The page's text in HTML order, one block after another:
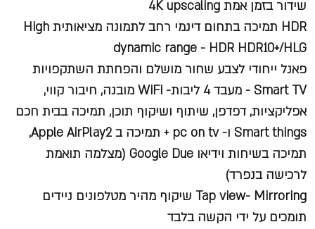
שידור בזמן אמת 4K upscaling
HDR תמיכה בתחום דינמי רחב לתמונה מציאותית High
dynamic range - HDR HDR10+/HLG
פאנל ייחודי לצבע שחור מושלם והפחתת השתקפויות
Smart TV - מעבד 4 ליבות- WiFi מובנה, חיבור קווי,
אפליקציות, דפדפן, שיתוף ושיקוף תוכן, תמיכה בבית חכם
Smart things ו- pc on tv + תמיכה ב Apple AirPlay2,
תמיכה בשיחות וידיאו Google Due (מצלמה תואמת
לרכישה בנפרד)
Tap view- Mirroring שיקוף מהיר מטלפונים ניידים
תומכים על ידי הקשה בלבד